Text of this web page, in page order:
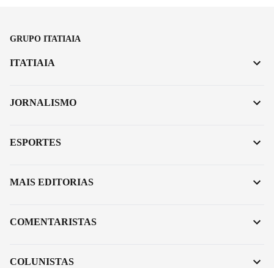
GRUPO ITATIAIA
ITATIAIA
JORNALISMO
ESPORTES
MAIS EDITORIAS
COMENTARISTAS
COLUNISTAS